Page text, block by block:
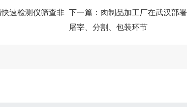
速检测仪筛查非 下一篇： 肉制品加工厂在武汉部
屠宰、分割、包装环节